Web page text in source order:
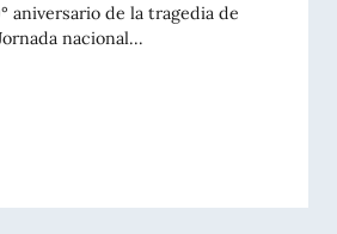
aniversario de la tragedia de
nacional...
de la tragedia de Marcinelle (70°